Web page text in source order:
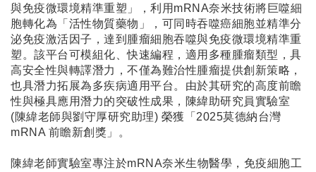
與免疫微環境精準重塑」，利用mRNA奈米技術將巨噬細
胞轉化為「活性物質藥物」，可同時吞噬癌細胞並精準分
泌免疫激活因子，達到腫瘤細胞吞噬與免疫微環境精準重
塑。該平台可模組化、快速編程，適用多種腫瘤類型，具
高安全性與轉譯潛力，不僅為難治性腫瘤提供創新策略，
也具潛力拓展為多疾病適用平台。由於其研究的高度前瞻
性與極具應用潛力的突破性成果，陳緯助研究員實驗室
(陳緯老師與劉守厚研究助理) 榮獲「2025莫德納台灣
mRNA 前瞻新創獎」。
陳緯老師實驗室專注於mRNA奈米生物醫學，免疫細胞工